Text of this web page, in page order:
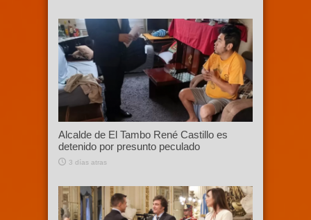
Alcalde de El Tambo René Castillo es
detenido por presunto peculado
3 días atras